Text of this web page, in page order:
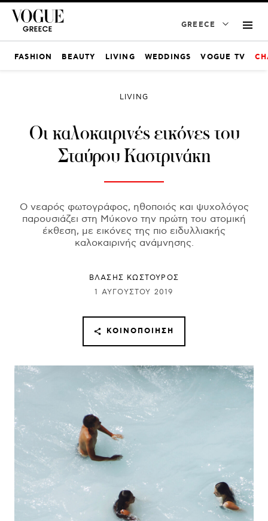
GREECE
FASHION BEAUTY LIVING WEDDINGS VOGUE TV
LIVING
Οι καλοκαιρινές εικόνες του
Σταύρου Καστρινάκη
Ο νεαρός φωτογράφος, ηθοποιός και ψυχολόγος
παρουσιάζει στη Μύκονο την πρώτη του ατομική
έκθεση, με εικόνες της πιο ειδυλλιακής
καλοκαιρινής ανάμνησης.
ΒΛΑΣΗΣ ΚΩΣΤΟΥΡΟΣ
1 ΑΥΓΟΎΣΤΟΥ 2019
ΚΟΙΝΟΠΟΊΗΣΗ